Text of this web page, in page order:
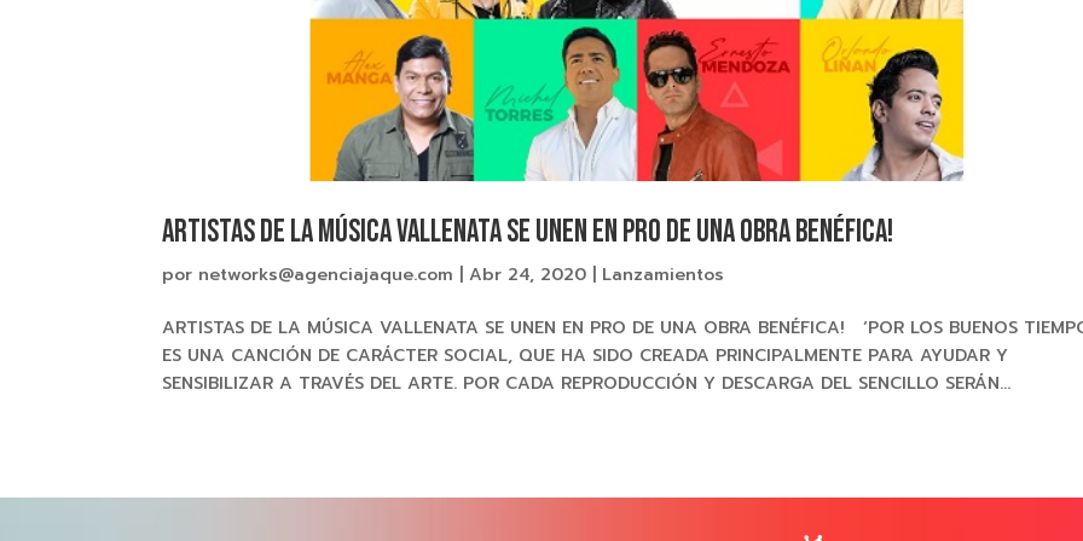
ARTISTAS DE LA MÚSICA VALLENATA SE UNEN EN PRO DE UNA OBRA BENÉFICA!
por networks@agenciajaque.com |Abr 24, 2020 Lanzamientos
ARTISTAS DE LA MÚSICA VALLENATA SE UNEN EN PRO DE UNA OBRA BENÉFICA! ‘POR LOS BUENOS
ES UNA CANCIÓN DE CARÁCTER SOCIAL, QUE HA SIDO CREADA PRINCIPALMENTE PARA AYUDAR Y
SENSIBILIZAR A TRAVÉS DEL ARTE. POR CADA REPRODUCCIÓN Y DESCARGA DEL SENCILLO SERÁN...